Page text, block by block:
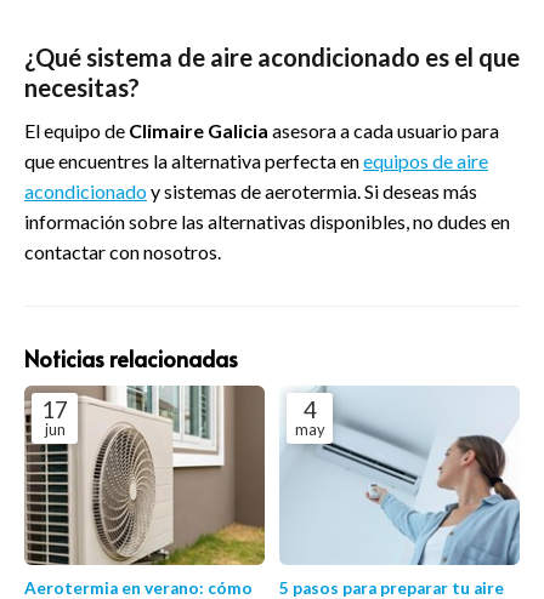
¿Qué sistema de aire acondicionado es el que
necesitas?
El equipo de Climaire Galicia asesora a cada usuario para
que encuentres la alternativa perfecta enequipos de aire
acondicionadoy sistemas de aerotermia. Si deseas más
información sobre las alternativas disponibles, no dudes en
contactar con nosotros.
Noticias relacionadas
17
jun
Aerotermia en verano: cómo
4
may
5 pasos para preparar tu aire